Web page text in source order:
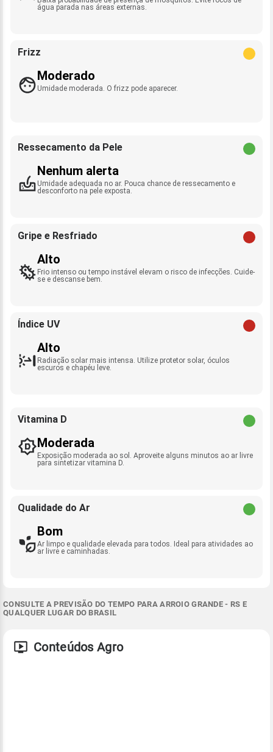
água parada nas áreas externas.
Frizz
Moderado
Umidade moderada. O frizz pode aparecer.
Ressecamento da Pele
Nenhum alerta
Umidade adequada no ar. Pouca chance de ressecamento e
desconforto na pele exposta.
Gripe e Resfriado
Alto
Frio intenso ou tempo instável elevam o risco de infecções. Cuide-
se e descanse bem.
Índice UV
Alto
Radiação solar mais intensa. Utilize protetor solar, óculos
escuros e chapéu leve.
Vitamina D
Moderada
Exposição moderada ao sol. Aproveite alguns minutos ao ar livre
para sintetizar vitamina D.
Qualidade do Ar
Bom
Ar limpo e qualidade elevada para todos. Ideal para atividades ao
ar livre e caminhadas.
CONSULTE A PREVISÃO DO TEMPO PARA ARROIO GRANDE - RS E
QUALQUER LUGAR DO BRASIL
Conteúdos Agro